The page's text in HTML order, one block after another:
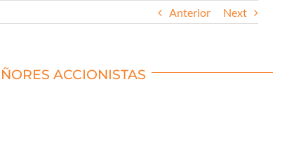
Anterior Next
ACCIONISTAS